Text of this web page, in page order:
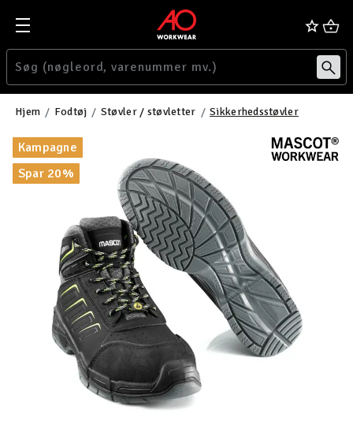
Hjem Fodtøj Støvler / støvletter Sikkerhedsstøvler
Kampagne
Spar 20%